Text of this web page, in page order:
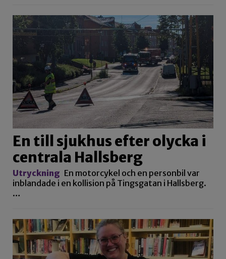
En till sjukhus efter olycka i
centrala Hallsberg
Utryckning En motorcykel och en personbil var
inblandade i en kollision på Tingsgatan i Hallsberg.
…